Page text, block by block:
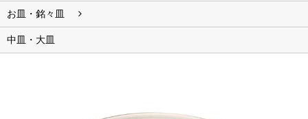
お皿・銘々皿
中皿・大皿